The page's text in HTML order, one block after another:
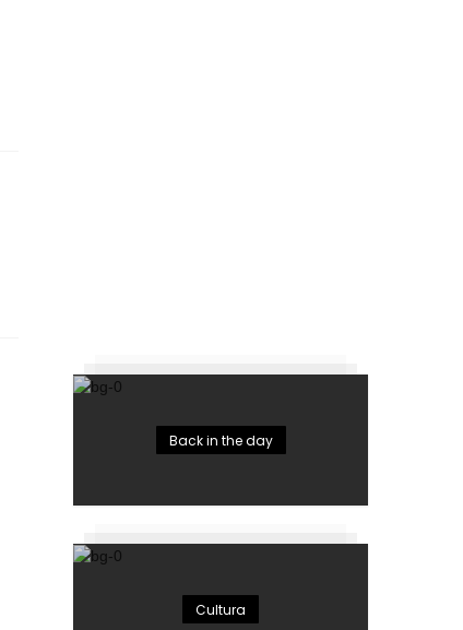
Back in the day
Cultura